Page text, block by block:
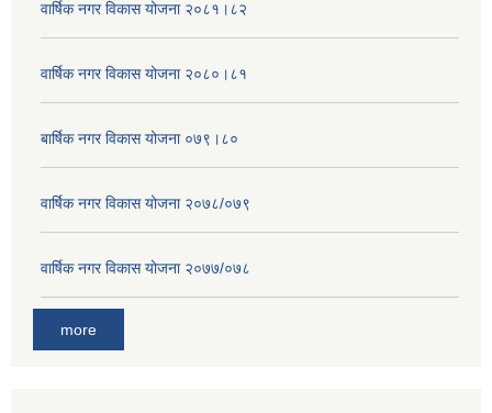
वार्षिक नगर विकास योजना २०८१।८२
वार्षिक नगर विकास योजना २०८०।८१
बार्षिक नगर विकास योजना ०७९।८०
वार्षिक नगर विकास योजना २०७८/०७९
वार्षिक नगर विकास योजना २०७७/०७८
more